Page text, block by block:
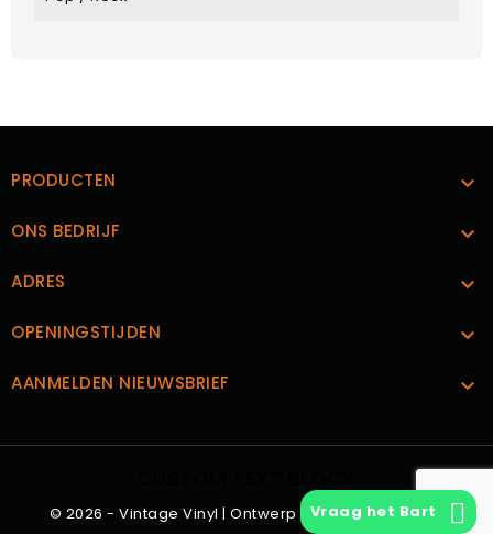
PRODUCTEN 
ONS BEDRIJF 
ADRES 
OPENINGSTIJDEN 
AANMELDEN NIEUWSBRIEF 
© 2026 - Vintage Vinyl | Ontwerp en RealisatieBoks.
Vraag het Bart